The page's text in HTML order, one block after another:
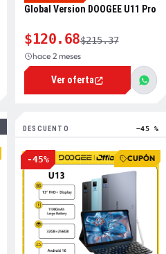
Global Version DOOGEE U11 Pro
$120.68$215.37
hace 2 meses
Ver oferta
DESCUENTO −45 %
-45% CUPÓN